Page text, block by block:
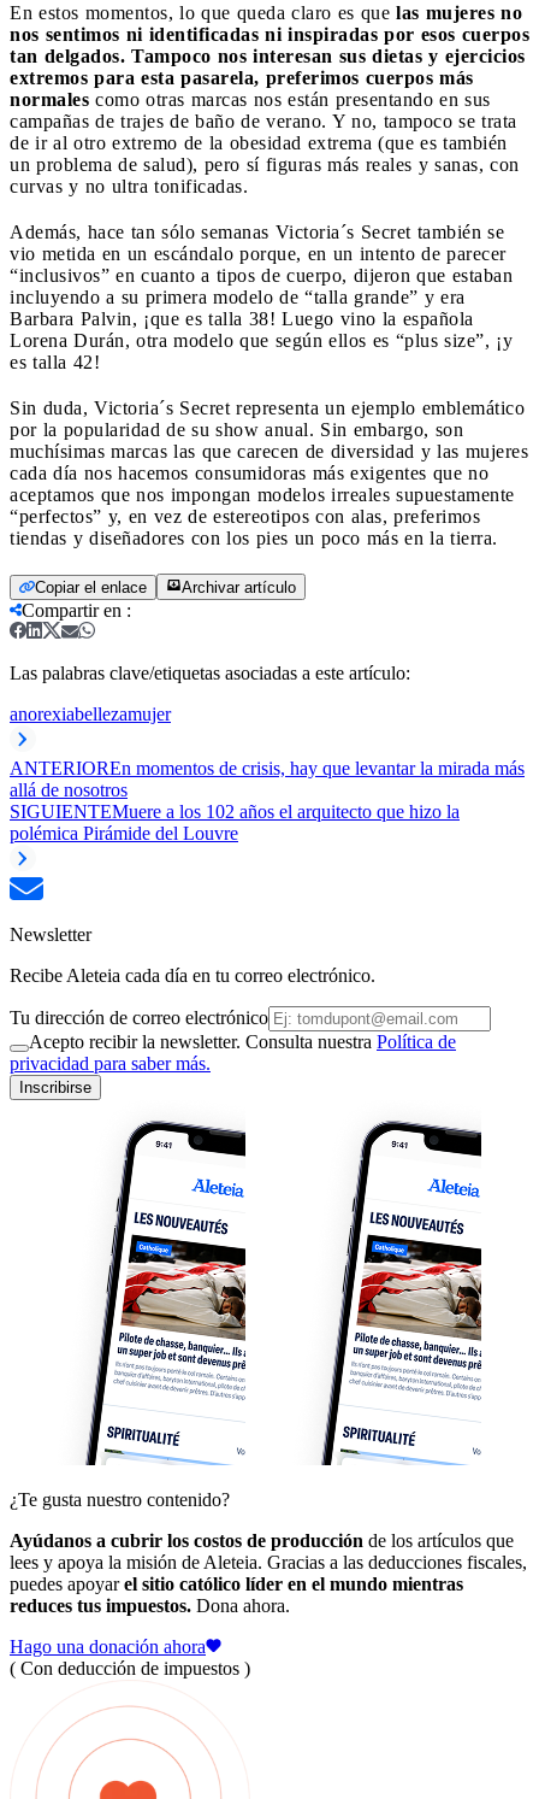
En estos momentos, lo que queda claro es que las mujeres no
nos sentimos ni identificadas ni inspiradas por esos cuerpos
tan delgados. Tampoco nos interesan sus dietas y ejercicios
extremos para esta pasarela, preferimos cuerpos más
normales como otras marcas nos están presentando en sus
campañas de trajes de baño de verano. Y no, tampoco se trata
de ir al otro extremo de la obesidad extrema (que es también
un problema de salud), pero sí figuras más reales y sanas, con
curvas y no ultra tonificadas.
Además, hace tan sólo semanas Victoria´s Secret también se
vio metida en un escándalo porque, en un intento de parecer
“inclusivos” en cuanto a tipos de cuerpo, dijeron que estaban
incluyendo a su primera modelo de “talla grande” y era
Barbara Palvin, ¡que es talla 38! Luego vino la española
Lorena Durán, otra modelo que según ellos es “plus size”, ¡y
es talla 42!
Sin duda, Victoria´s Secret representa un ejemplo emblemático
por la popularidad de su show anual. Sin embargo, son
muchísimas marcas las que carecen de diversidad y las mujeres
cada día nos hacemos consumidoras más exigentes que no
aceptamos que nos impongan modelos irreales supuestamente
“perfectos” y, en vez de estereotipos con alas, preferimos
tiendas y diseñadores con los pies un poco más en la tierra.
Copiar el enlace Archivar artículo
Compartir en :
Las palabras clave/etiquetas asociadas a este artículo:
anorexiabellezamujer
ANTERIOREn momentos de crisis, hay que levantar la mirada más
allá de nosotros
SIGUIENTEMuere a los 102 años el arquitecto que hizo la
polémica Pirámide del Louvre
Newsletter
Recibe Aleteia cada día en tu correo electrónico.
Tu dirección de correo electrónico
Acepto recibir la newsletter. Consulta nuestra Política de
privacidad para saber más.
Inscribirse
¿Te gusta nuestro contenido?
Ayúdanos a cubrir los costos de producción de los artículos que
lees y apoya la misión de Aleteia. Gracias a las deducciones fiscales,
puedes apoyarel sitio católico líder en el mundo mientras
reduces tus impuestos. Dona ahora.
Hago una donación ahora
( Con deducción de impuestos )